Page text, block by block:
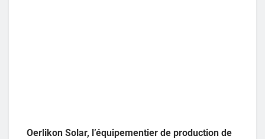
Oerlikon Solar, l’équipementier de production de